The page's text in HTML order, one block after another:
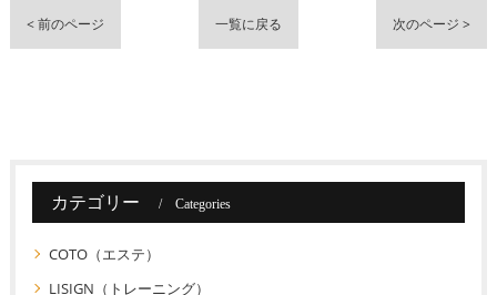
< 前のページ 一覧に戻る 次のページ >
カテゴリー Categories
COTO（エステ）
LISIGN（トレーニング）